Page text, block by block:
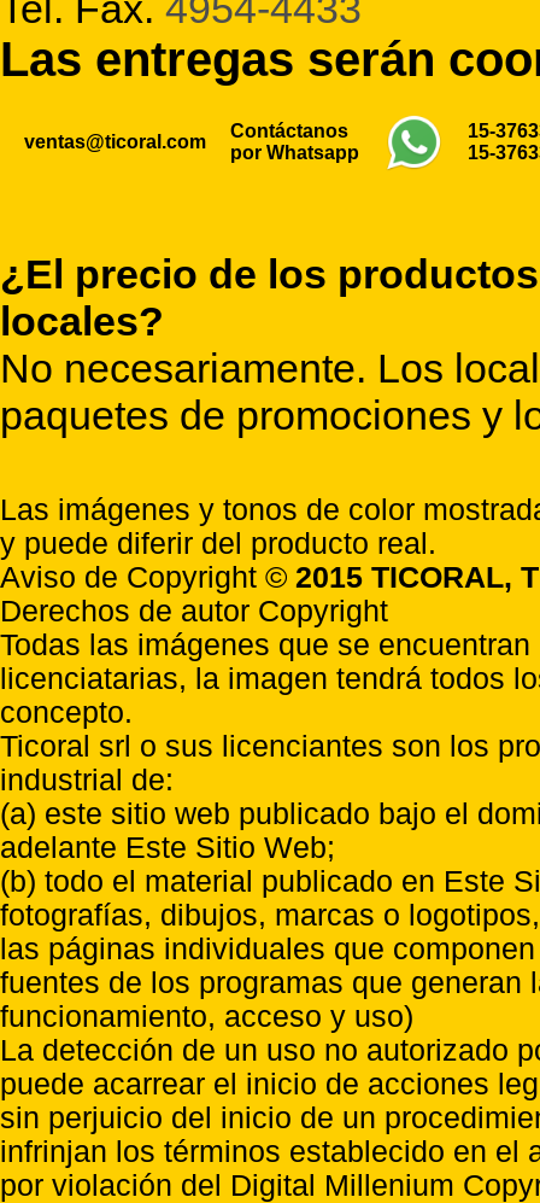
Las entregas serán
ventas@ticoral.com
Contáctanos
por Whatsapp
15-
15-
¿El precio de los
locales?
No necesariamente. Los
paquetes de promociones y
Las imágenes y tonos de color
y puede diferir del producto real.
Aviso de Copyright © 2015 TICORAL,
Derechos de autor Copyright
Todas las imágenes que se
licenciatarias, la imagen tendrá todos
concepto.
Ticoral srl o sus licenciantes son los
industrial de:
(a) este sitio web publicado bajo el
adelante Este Sitio Web;
(b) todo el material publicado en Este
fotografías, dibujos, marcas o
las páginas individuales que
fuentes de los programas que
funcionamiento, acceso y uso)
La detección de un uso no autorizado
puede acarrear el inicio de acciones
sin perjuicio del inicio de un
infrinjan los términos establecido en el
por violación del Digital Millenium